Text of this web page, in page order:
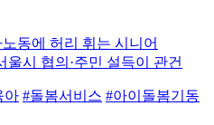
동에 허리 휘는 시니어
시 협의·주민 설득이 관건
아 #돌봄서비스 #아이돌봄기동